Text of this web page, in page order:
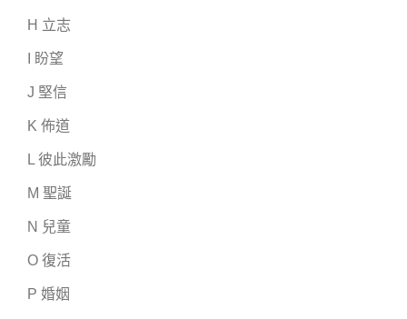
H 立志
I 盼望
J 堅信
K 佈道
L 彼此激勵
M 聖誕
N 兒童
O 復活
P 婚姻